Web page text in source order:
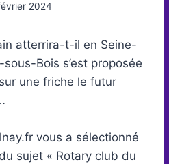
2024
atterrira-t-il en Seine-
Bois s’est proposée
une friche le futur
vous a sélectionné
sujet « Rotary club du